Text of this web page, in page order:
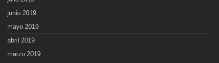
junio 2019
mayo 2019
abril 2019
marzo 2019